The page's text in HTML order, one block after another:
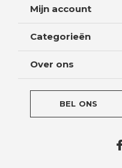
Mijn account
Categorieën
Over ons
BEL ONS